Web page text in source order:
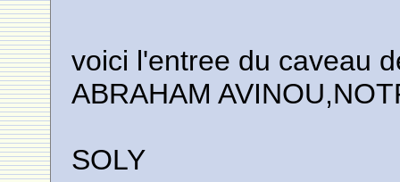
voici l'entree du caveau
ABRAHAM
SOLY